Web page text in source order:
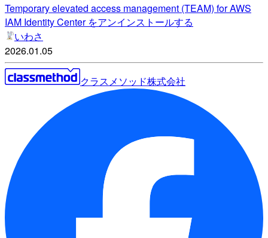
Temporary elevated access management (TEAM) for AWS
IAM Identity Center をアンインストールする
いわさ
2026.01.05
クラスメソッド株式会社